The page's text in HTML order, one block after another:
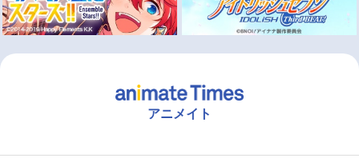
アニメイト